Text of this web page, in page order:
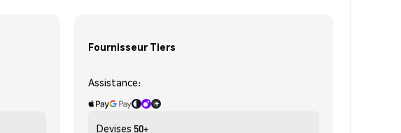
Fournisseur Tiers
Assistance:
Devises 50+